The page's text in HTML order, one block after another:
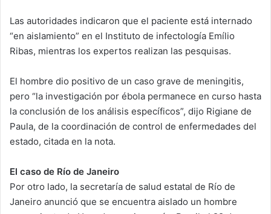
Las autoridades indicaron que el paciente está internado
“en aislamiento” en el Instituto de infectología Emílio
Ribas, mientras los expertos realizan las pesquisas.
El hombre dio positivo de un caso grave de meningitis,
pero “la investigación por ébola permanece en curso hasta
la conclusión de los análisis específicos”, dijo Rigiane de
Paula, de la coordinación de control de enfermedades del
estado, citada en la nota.
El caso de Río de Janeiro
Por otro lado, la secretaría de salud estatal de Río de
Janeiro anunció que se encuentra aislado un hombre